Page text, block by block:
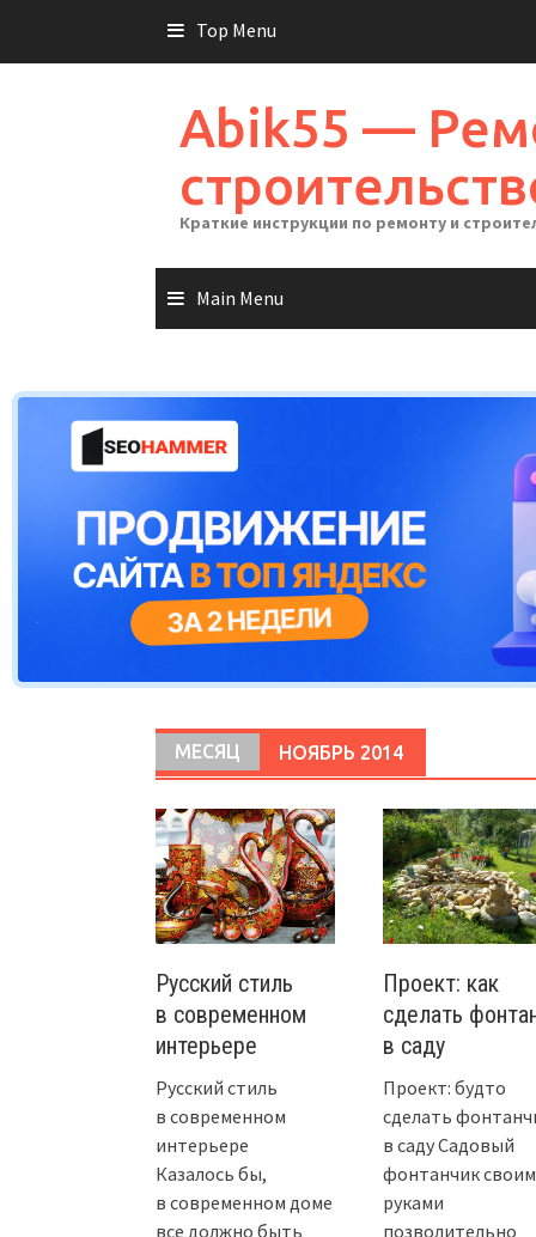
Top Menu
Abik55 —
Краткие инструкции по ремонту и
Main Menu
МЕСЯЦ НОЯБРЬ 2014
Русский стиль
в современном
интерьере
Русский стиль
в современном
интерьере
Казалось бы,
в современном доме
все должно быть
Проект: как
сделать
в саду
Проект: будто
сделать
в саду Садовый
фонтанчик
руками
позволительно